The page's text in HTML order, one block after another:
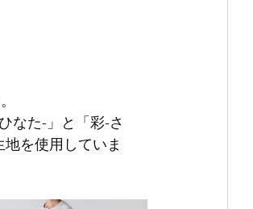
なた-」と「彩-さ
を使用していま